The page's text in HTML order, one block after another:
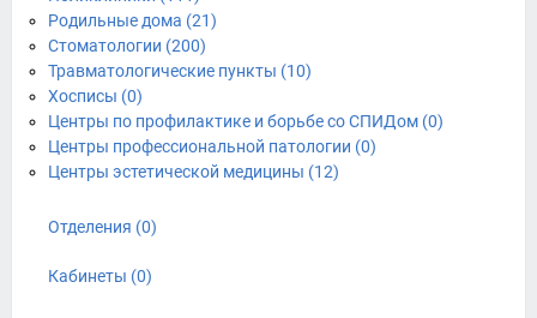
Родильные дома (21)
Стоматологии (200)
Травматологические пункты (10)
Хосписы (0)
Центры по профилактике и борьбе со СПИДом (0)
Центры профессиональной патологии (0)
Центры эстетической медицины (12)
Отделения (0)
Кабинеты (0)